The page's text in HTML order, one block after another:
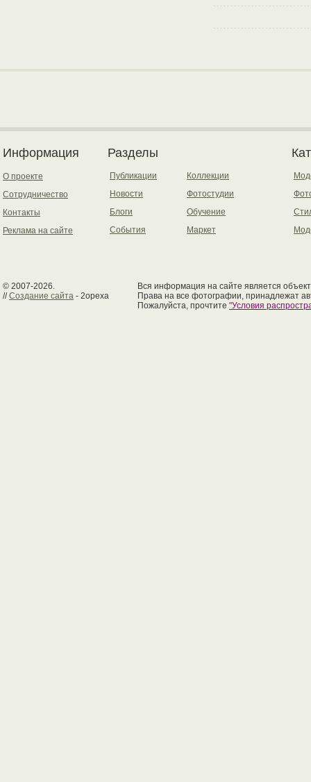
Информация
О проекте
Сотрудничество
Контакты
Реклама на сайте
Разделы
Публикации
Новости
Блоги
События
Коллекции
Фотостудии
Обучение
Маркет
© 2007-2026.
//Создание сайта - 2opexa
Вся информация на сайте является
Права на все фотографии, принадлежат
Пожалуйста, прочтите "Условия